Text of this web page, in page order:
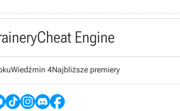
Cheat Engine
Wiedźmin 4Najbliższe premiery